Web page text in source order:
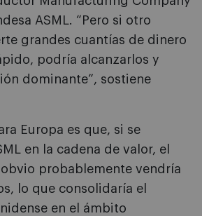
ASML. “Pero si otro
grandes cuantías de dinero
podría alcanzarlos y
dominante”, sostiene
Europa es que, si se
en la cadena de valor, el
probablemente vendría
lo que consolidaría el
en el ámbito